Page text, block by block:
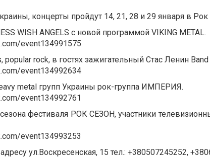
концерты пройдут 14, 21, 28 и 29 января в Рок
WISH ANGELS с новой программой VIKING METAL.
event134991575
rock, в гостях зажигательный Стас Ленин Band
event134992634
metal групп Украины рок-группа ИМПЕРИЯ.
event134992761
сезона фестиваля РОК СЕЗОН, участники
event134993253
ул.Воскресенская, 15 тел.: +380507245252,